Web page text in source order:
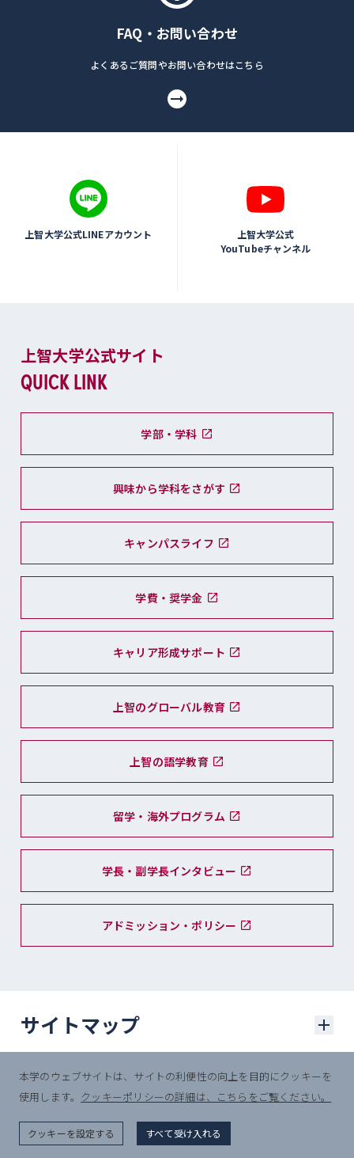
FAQ・お問い合わせ
よくあるご質問やお問い合わせはこちら
上智大学公式LINEアカウント
上智大学公式
YouTubeチャンネル
上智大学公式サイト
QUICK LINK
学部・学科
興味から学科をさがす
キャンパスライフ
学費・奨学金
キャリア形成サポート
上智のグローバル教育
上智の語学教育
留学・海外プログラム
学長・副学長インタビュー
アドミッション・ポリシー
サイトマップ
学部入試
学部入試に関するニュース
本学のウェブサイトは、サイトの利便性の向上を目的にクッキーを
使用します。 クッキーポリシーの詳細は、こちらをご覧ください。
クッキーを設定する すべて受け入れる